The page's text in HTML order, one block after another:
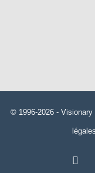
© 1996-2026 - Visionary
légales